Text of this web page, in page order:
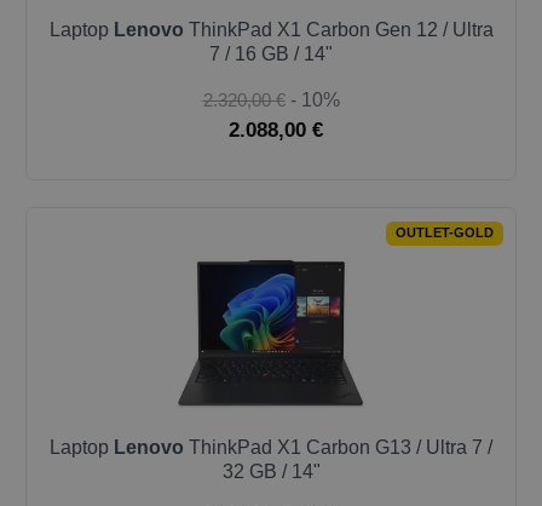
Laptop Lenovo ThinkPad X1 Carbon Gen 12 / Ultra
7 / 16 GB / 14"
2.320,00 € - 10%
2.088,00 €
OUTLET-GOLD
Laptop Lenovo ThinkPad X1 Carbon G13 / Ultra 7 /
32 GB / 14"